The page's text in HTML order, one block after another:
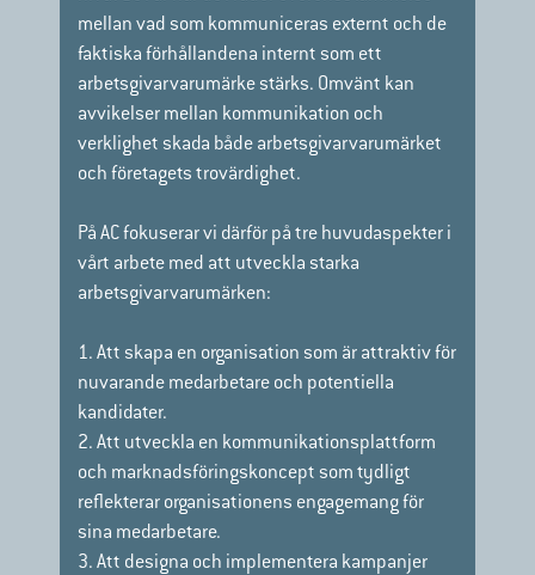
mellan vad som kommuniceras externt och de
faktiska förhållandena internt som ett
arbetsgivarvarumärke stärks. Omvänt kan
avvikelser mellan kommunikation och
verklighet skada både arbetsgivarvarumärket
och företagets trovärdighet.
På AC fokuserar vi därför på tre huvudaspekter i
vårt arbete med att utveckla starka
arbetsgivarvarumärken:
1. Att skapa en organisation som är attraktiv för
nuvarande medarbetare och potentiella
kandidater.
2. Att utveckla en kommunikationsplattform
och marknadsföringskoncept som tydligt
reflekterar organisationens engagemang för
sina medarbetare.
3. Att designa och implementera kampanjer